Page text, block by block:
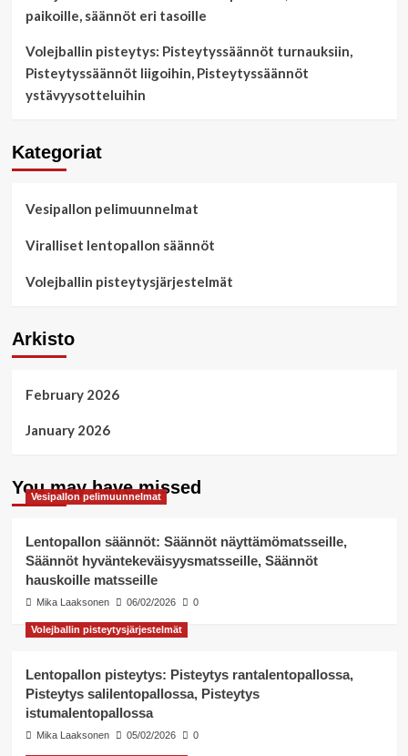
paikoille, säännöt eri tasoille
Volejballin pisteytys: Pisteytyssäännöt turnauksiin,
Pisteytyssäännöt liigoihin, Pisteytyssäännöt
ystävyysotteluihin
Kategoriat
Vesipallon pelimuunnelmat
Viralliset lentopallon säännöt
Volejballin pisteytysjärjestelmät
Arkisto
February 2026
January 2026
You may have missed
Vesipallon pelimuunnelmat
Lentopallon säännöt: Säännöt näyttämömatsseille,
Säännöt hyväntekeväisyysmatsseille, Säännöt
hauskoille matsseille
Mika Laaksonen 06/02/2026 0
Volejballin pisteytysjärjestelmät
Lentopallon pisteytys: Pisteytys rantalentopallossa,
Pisteytys salilentopallossa, Pisteytys
istumalentopallossa
Mika Laaksonen 05/02/2026 0